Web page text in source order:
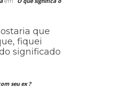
que
fiquei
significado
seu ex ?